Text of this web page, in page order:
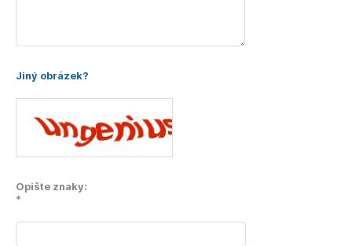
Jiný obrázek?
Opište znaky:
*